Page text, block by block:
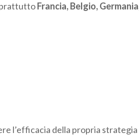
Francia, Belgio,
l’efficacia della propria